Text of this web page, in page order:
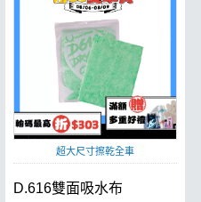
超大尺寸擦乾全車
D.616雙面吸水布